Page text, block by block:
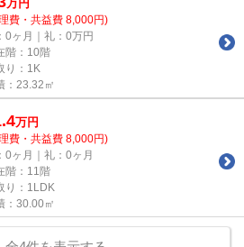
万円
費・共益費 8,000円)
0ヶ月｜礼：0万円
階：10階
り：1K
：23.32㎡
万円
費・共益費 8,000円)
0ヶ月｜礼：0ヶ月
階：11階
り：1LDK
：30.00㎡